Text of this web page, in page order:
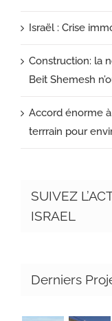
Israël : Crise
Construction: la
Beit Shemesh
Accord énorme
terrrain pour
SUIVEZ
ISRAEL
Derniers